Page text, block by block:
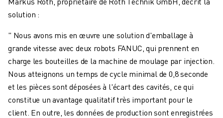
solution :
" Nous avons mis en œuvre une solution d'emballage à
grande vitesse avec deux robots FANUC, qui prennent en
charge les bouteilles de la machine de moulage par injection.
Nous atteignons un temps de cycle minimal de 0,8 seconde
et les pièces sont déposées à l'écart des cavités, ce qui
constitue un avantage qualitatif très important pour le
client. En outre, les données de production sont enregistrées